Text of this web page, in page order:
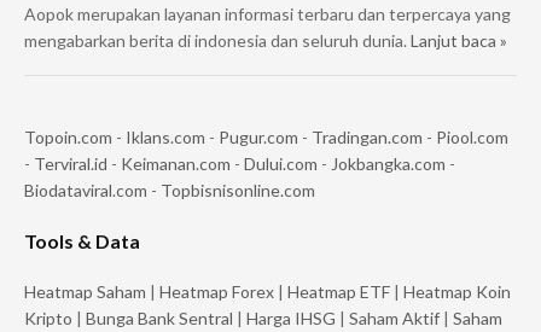
Aopok merupakan layanan informasi terbaru dan terpercaya yang
mengabarkan berita di indonesia dan seluruh dunia. Lanjut baca »
Topoin.com - Iklans.com - Pugur.com - Tradingan.com - Piool.com
- Terviral.id - Keimanan.com - Dului.com - Jokbangka.com -
Biodataviral.com - Topbisnisonline.com
Tools & Data
Heatmap Saham | Heatmap Forex | Heatmap ETF | Heatmap Koin
Kripto | Bunga Bank Sentral | Harga IHSG | Saham Aktif | Saham